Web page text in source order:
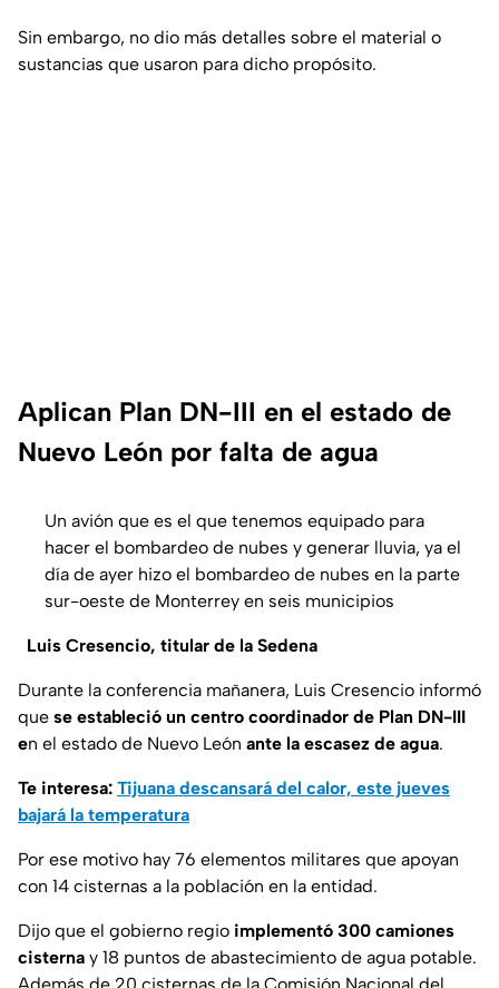
Sin embargo, no dio más detalles sobre el material o
sustancias que usaron para dicho propósito.
Aplican Plan DN-III en el estado de
Nuevo León por falta de agua
Un avión que es el que tenemos equipado para
hacer el bombardeo de nubes y generar lluvia, ya el
día de ayer hizo el bombardeo de nubes en la parte
sur-oeste de Monterrey en seis municipios
Luis Cresencio, titular de la Sedena
Durante la conferencia mañanera, Luis Cresencio informó
que se estableció un centro coordinador de Plan DN-III
en el estado de Nuevo León ante la escasez de agua.
Te interesa: Tijuana descansará del calor, este jueves
bajará la temperatura
Por ese motivo hay 76 elementos militares que apoyan
con 14 cisternas a la población en la entidad.
Dijo que el gobierno regio implementó 300 camiones
cisterna y 18 puntos de abastecimiento de agua potable.